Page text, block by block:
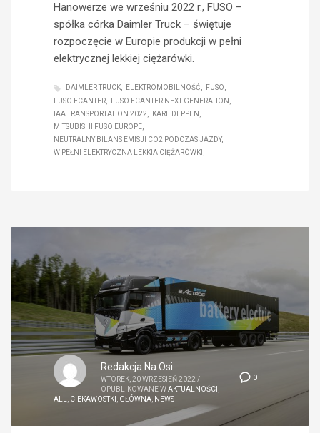
Hanowerze we wrześniu 2022 r., FUSO –
spółka córka Daimler Truck – świętuje
rozpoczęcie w Europie produkcji w pełni
elektrycznej lekkiej ciężarówki.
DAIMLER TRUCK ELEKTROMOBILNOŚĆ
FUSO
FUSO ECANTER
FUSO ECANTER NEXT GENERATION
IAA TRANSPORTATION 2022
KARL DEPPEN
MITSUBISHI FUSO EUROPE
NEUTRALNY BILANS EMISJI CO2 PODCZAS JAZDY
W PEŁNI ELEKTRYCZNA LEKKIA CIĘŻARÓWKI
0
Redakcja Na Osi
WTOREK, 20 WRZESIEŃ 2022 /
OPUBLIKOWANE WAKTUALNOŚCI
ALL
CIEKAWOSTKI GŁÓWNA NEWS